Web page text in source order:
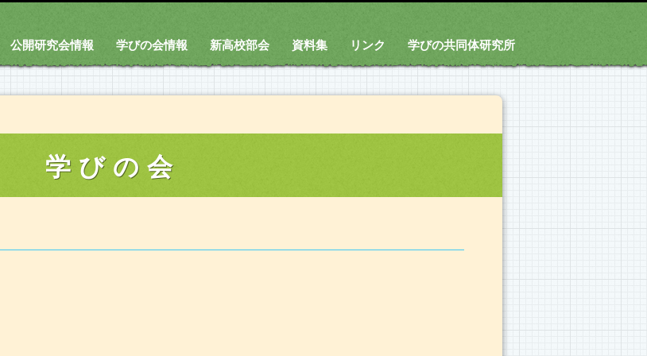
公開研究会情報 学びの会情報 新高校部会 資料集 リンク 学びの共同体研究所
学びの会